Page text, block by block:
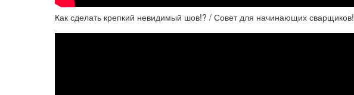
Как сделать крепкий невидимый шов!? / Совет для начинающих сварщиков!